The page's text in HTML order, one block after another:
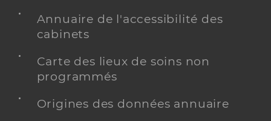
Annuaire de l'accessibilité des
cabinets
Carte des lieux de soins non
programmés
Origines des données annuaire